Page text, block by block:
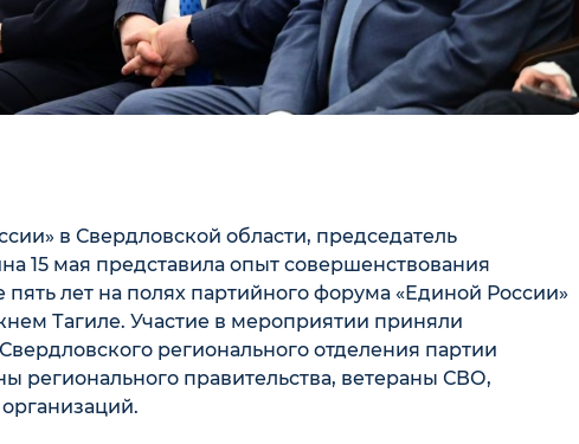
в Свердловской области, председатель
15 мая представила опыт совершенствования
лет на полях партийного форума «Единой России»
Тагиле. Участие в мероприятии приняли
регионального отделения партии
регионального правительства, ветераны СВО,